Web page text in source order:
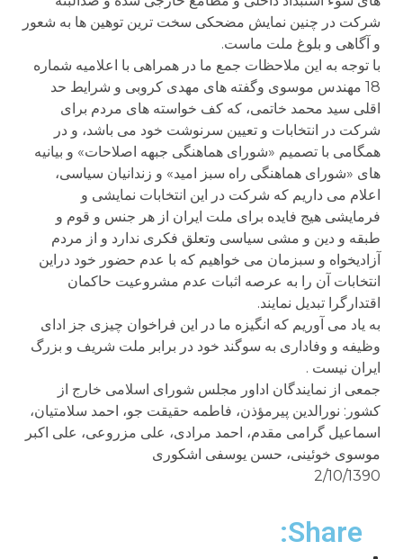
شرکت در چنین نمایش مضحکی سخت ترین توهین ها به شعور
و آگاهی و بلوغ ملت ماست.
با توجه به این ملاحظات جمع ما در همراهی با اعلامیه شماره
18 مهندس موسوی وگفته های مهدی کروبی و شرایط حد
اقلی سید محمد خاتمی، که کف خواسته های مردم برای
شرکت در انتخابات و تعیین سرنوشت خود می باشد، و در
همگامی با تصمیم «شورای هماهنگی جبهه اصلاحات» و بیانیه
های «شورای هماهنگی راه سبز امید» و زندانیان سیاسی،
اعلام می داریم که شرکت در این انتخابات نمایشی و
فرمایشی هیج فایده برای ملت ایران از هر جنس و قوم و
طبقه و دین و مشی سیاسی وتعلق فکری ندارد و از مردم
آزادیخواه و سبزمان می خواهیم که با عدم حضور خود دراین
انتخابات آن را به عرصه اثبات عدم مشروعیت حاکمان
اقتدارگرا تبدیل نمایند.
به یاد می آوریم که انگیزه ما در این فراخوان چیزی جز ادای
وظیفه و وفاداری به سوگند خود در برابر ملت شریف و بزرگ
ایران نیست .
جمعی از نمایندگان اداور مجلس شورای اسلامی خارج از
کشور: نورالدین پیرمؤذن، فاطمه حقیقت جو، احمد سلامتیان،
اسماعیل گرامی مقدم، احمد مرادی، علی مزروعی، علی اکبر
موسوی خوئینی، حسن یوسفی اشکوری
2/10/1390
Share: